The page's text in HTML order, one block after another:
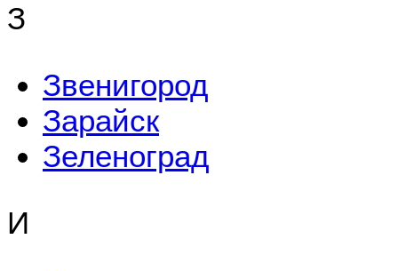
З
Звенигород
Зарайск
Зеленоград
И